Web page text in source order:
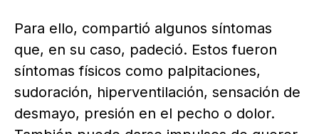
Para ello, compartió algunos síntomas
que, en su caso, padeció. Estos fueron
síntomas físicos como palpitaciones,
sudoración, hiperventilación, sensación de
desmayo, presión en el pecho o dolor.